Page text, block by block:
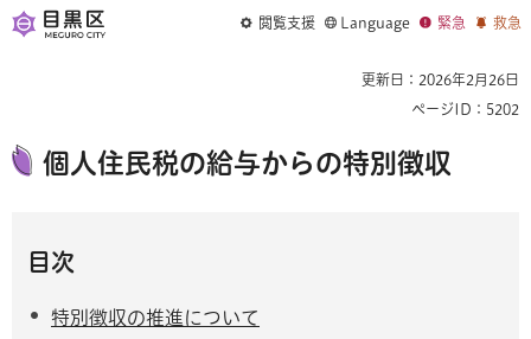
閲覧支援 Language 緊急 救急
更新日：2026年2月26日
ページID：5202
個人住民税の給与からの特別徴収
目次
特別徴収の推進について